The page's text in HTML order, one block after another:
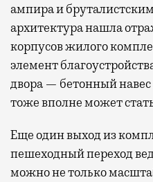
ампира и
архитектура нашла
корпусов жилого
элемент
двора — бетонный
тоже вполне может
Еще один выход из
пешеходный переход
можно не только